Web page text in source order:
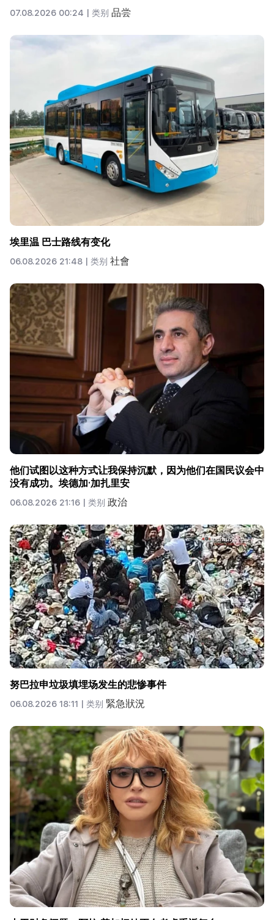
07.08.2026 00:24 | 类别 品尝
埃里温 巴士路线有变化
06.08.2026 21:48 | 类别 社會
他们试图以这种方式让我保持沉默，因为他们在国民议会中
没有成功。埃德加·加扎里安
06.08.2026 21:16 | 类别 政治
努巴拉申垃圾填埋场发生的悲惨事件
06.08.2026 18:11 | 类别 緊急狀況